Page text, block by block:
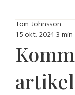
artikel
Tom Johnsson
15 okt. 2024 3 min